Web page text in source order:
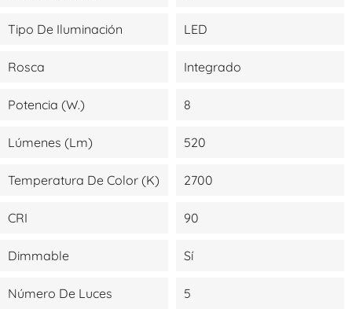
Tipo De Iluminación LED
Rosca Integrado
Potencia (W.) 8
Lúmenes (lm) 520
Temperatura De Color (K) 2700
CRI 90
Dimmable Sí
Número De Luces 5